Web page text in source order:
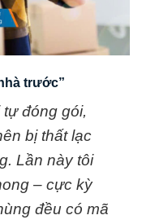
trước”
đóng gói,
bị thất lạc
Lần này tôi
– cực kỳ
đều có mã